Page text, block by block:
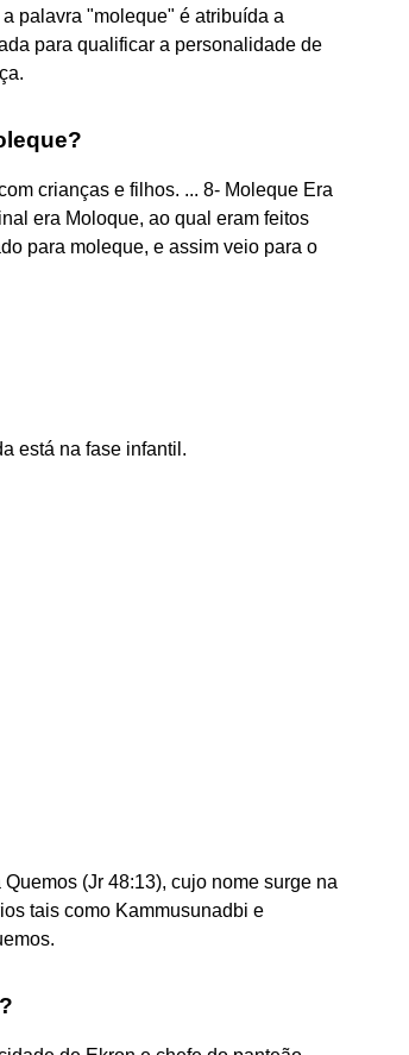
palavra "moleque" é atribuída a
para qualificar a personalidade de
crianças e filhos. ... 8- Moleque Era
era Moloque, ao qual eram feitos
para moleque, e assim veio para o
está na fase infantil.
(Jr 48:13), cujo nome surge na
tais como Kammusunadbi e